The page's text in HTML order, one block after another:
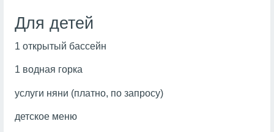
Для детей
1 открытый бассейн
1 водная горка
услуги няни (платно, по запросу)
детское меню